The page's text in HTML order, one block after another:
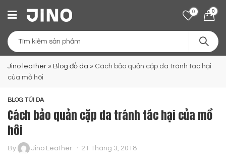
0 0
Jino leather » Blog đồ da » Cách bảo quản cặp da tránh tác hại
của mồ hôi
BLOG TÚI DA
Cách bảo quản cặp da tránh tác hại của mồ
hôi
By Jino Leather 21 Tháng 3, 2018